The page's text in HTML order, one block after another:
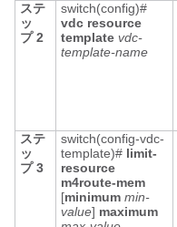
ステ
ッ
プ 2
switch(config)#
vdc resource
template vdc-
template-name
ステ
ッ
プ 3
switch(config-vdc-
template)# limit-
resource
m4route-mem
[minimum min-
value] maximum